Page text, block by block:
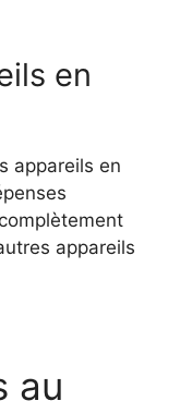
en
appareils en
appareils
au